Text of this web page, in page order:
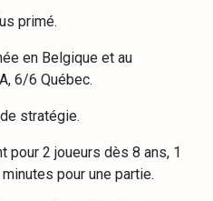
primé.
en Belgique et au
6/6 Québec.
stratégie.
pour 2 joueurs dès 8 ans, 1
pour une partie.